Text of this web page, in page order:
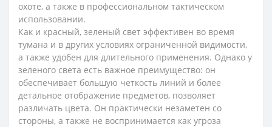
охоте, а также в профессиональном тактическом
использовании.
Как и красный, зеленый свет эффективен во время
тумана и в других условиях ограниченной видимости,
а также удобен для длительного применения. Однако у
зеленого света есть важное преимущество: он
обеспечивает большую четкость линий и более
детальное отображение предметов, позволяет
различать цвета. Он практически незаметен со
стороны, а также не воспринимается как угроза